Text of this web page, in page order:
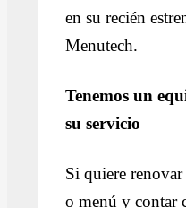
en su recién
Menutech.
Tenemos un
su servicio
Si quiere
o menú y contar